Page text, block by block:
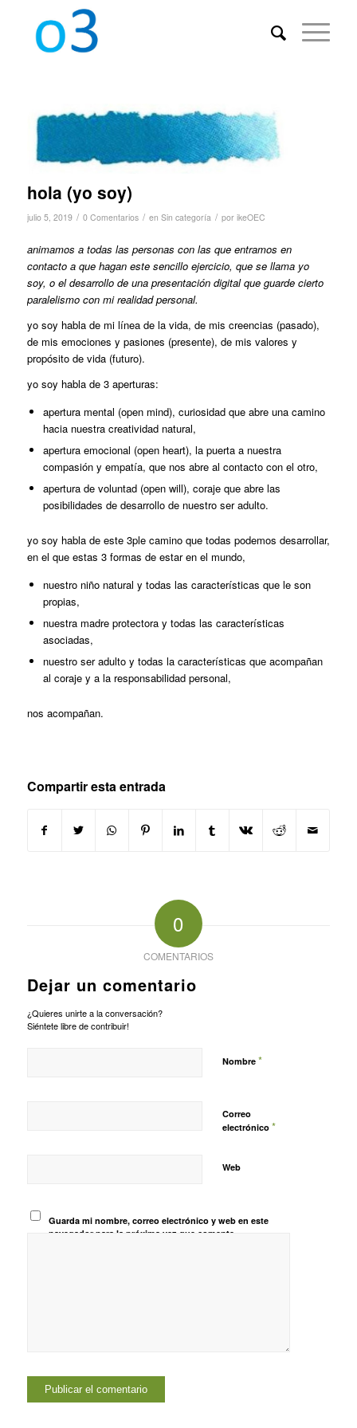
hola (yo soy)
julio 5, 2019 / 0 Comentarios / en Sin categoría / por ikeOEC
animamos a todas las personas con las que entramos en
contacto a que hagan este sencillo ejercicio, que se llama yo
soy, o el desarrollo de una presentación digital que guarde cierto
paralelismo con mi realidad personal.
yo soy habla de mi línea de la vida, de mis creencias (pasado),
de mis emociones y pasiones (presente), de mis valores y
propósito de vida (futuro).
yo soy habla de 3 aperturas:
apertura mental (open mind), curiosidad que abre una camino
hacia nuestra creatividad natural,
apertura emocional (open heart), la puerta a nuestra
compasión y empatía, que nos abre al contacto con el otro,
apertura de voluntad (open will), coraje que abre las
posibilidades de desarrollo de nuestro ser adulto.
yo soy habla de este 3ple camino que todas podemos desarrollar,
en el que estas 3 formas de estar en el mundo,
nuestro niño natural y todas las características que le son
propias,
nuestra madre protectora y todas las características
asociadas,
nuestro ser adulto y todas la características que acompañan
al coraje y a la responsabilidad personal,
nos acompañan.
Compartir esta entrada
0
COMENTARIOS
Dejar un comentario
¿Quieres unirte a la conversación?
Siéntete libre de contribuir!
Nombre *
Correo
electrónico *
Web
Guarda mi nombre, correo electrónico y web en este
navegador para la próxima vez que comente.